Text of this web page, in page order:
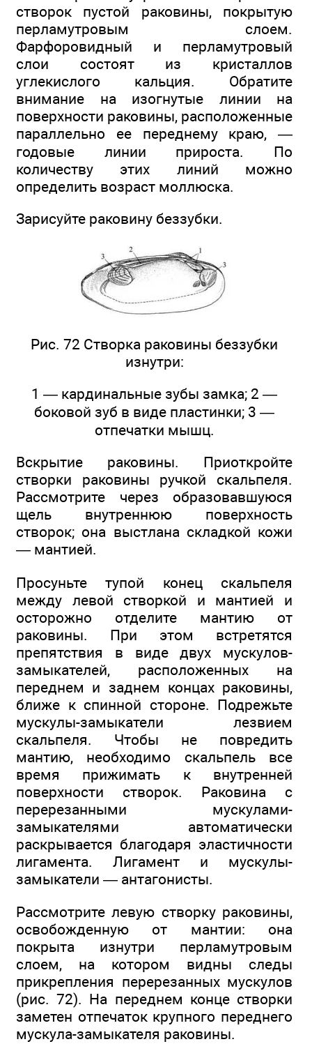
створок пустой раковины, покрытую
перламутровым слоем.
Фарфоровидный и перламутровый
слои состоят из кристаллов
углекислого кальция. Обратите
внимание на изогнутые линии на
поверхности раковины, расположенные
параллельно ее переднему краю, —
годовые линии прироста. По
количеству этих линий можно
определить возраст моллюска.
Зарисуйте раковину беззубки.
Рис. 72 Створка раковины беззубки
изнутри:
1 — кардинальные зубы замка; 2 —
боковой зуб в виде пластинки; 3 —
отпечатки мышц.
Вскрытие раковины. Приоткройте
створки раковины ручкой скальпеля.
Рассмотрите через образовавшуюся
щель внутреннюю поверхность
створок; она выстлана складкой кожи
— мантией.
Просуньте тупой конец скальпеля
между левой створкой и мантией и
осторожно отделите мантию от
раковины. При этом встретятся
препятствия в виде двух мускулов-
замыкателей, расположенных на
переднем и заднем концах раковины,
ближе к спинной стороне. Подрежьте
мускулы-замыкатели лезвием
скальпеля. Чтобы не повредить
мантию, необходимо скальпель все
время прижимать к внутренней
поверхности створок. Раковина с
перерезанными мускулами-
замыкателями автоматически
раскрывается благодаря эластичности
лигамента. Лигамент и мускулы-
замыкатели — антагонисты.
Рассмотрите левую створку раковины,
освобожденную от мантии: она
покрыта изнутри перламутровым
слоем, на котором видны следы
прикрепления перерезанных мускулов
(рис. 72). На переднем конце створки
заметен отпечаток крупного переднего
мускула-замыкателя раковины.